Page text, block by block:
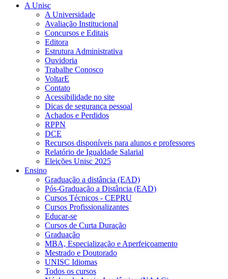
A Unisc
A Universidade
Avaliação Institucional
Concursos e Editais
Editora
Estrutura Administrativa
Ouvidoria
Trabalhe Conosco
VoltarE
Contato
Acessibilidade no site
Dicas de segurança pessoal
Achados e Perdidos
RPPN
DCE
Recursos disponíveis para alunos e professores
Relatório de Igualdade Salarial
Eleições Unisc 2025
Ensino
Graduação a distância (EAD)
Pós-Graduação a Distância (EAD)
Cursos Técnicos - CEPRU
Cursos Profissionalizantes
Educar-se
Cursos de Curta Duração
Graduação
MBA, Especialização e Aperfeiçoamento
Mestrado e Doutorado
UNISC Idiomas
Todos os cursos